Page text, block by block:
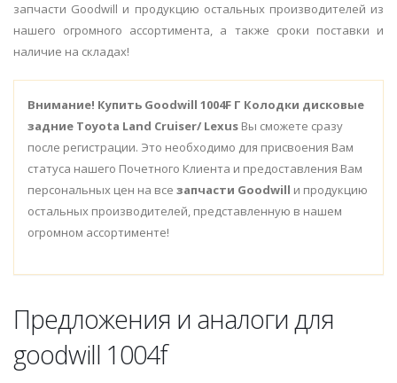
запчасти Goodwill и продукцию остальных производителей из
нашего огромного ассортимента, а также сроки поставки и
наличие на складах!
Внимание! Купить Goodwill 1004F Г Колодки дисковые
задние Toyota Land Cruiser/ Lexus Вы сможете сразу
после регистрации. Это необходимо для присвоения Вам
статуса нашего Почетного Клиента и предоставления Вам
персональных цен на все запчасти Goodwill и продукцию
остальных производителей, представленную в нашем
огромном ассортименте!
Предложения и аналоги для
goodwill 1004f